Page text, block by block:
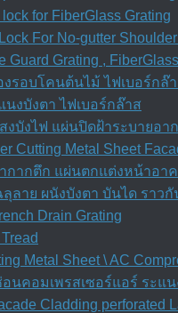
for FiberGlass Grating
For No-gutter Shoulder
Grating ,
งรอบโคนต้นไม้ ไฟเบอร์กล๊
งบังตา ไฟเบอร์กล๊าส
งบังไฟ แผ่นปิดฝ้าระบายอ
Cutting Metal Sheet
ากากตึก แผ่นตกแต่งหน้า
ลุลาย ผนังบังตา บันได รา
Drain Grating
Metal Sheet \ AC
อนคอมเพรสเซอร์แอร์ ระ
Cladding perforated